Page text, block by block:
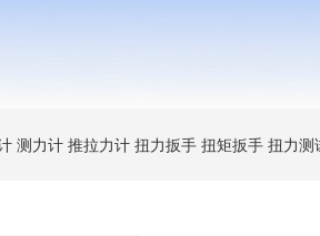
测力计 推拉力计 扭力扳手 扭矩扳手 扭力测